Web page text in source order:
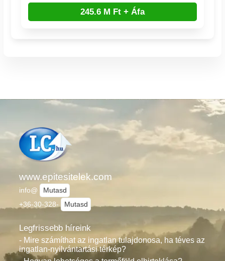
245.6 M Ft + Áfa
www.epitesitelek.com
info@
Mutasd
+36-30-328-
Mutasd
Legfrissebb híreink
- Mire számíthat az ingatlan tulajdonosa, ha téves az
ingatlan-nyilvántartási térkép?